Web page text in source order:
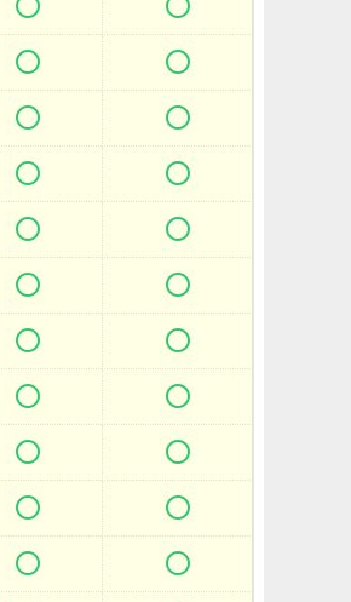
 
 
 
 
 
 
 
 
 
 
 